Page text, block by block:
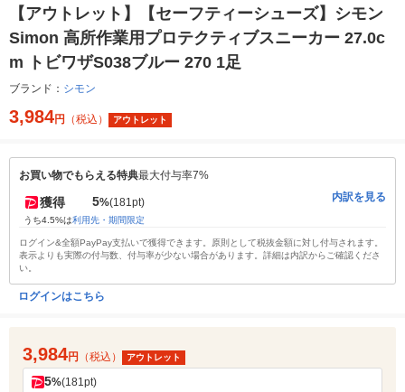
【アウトレット】【セーフティーシューズ】シモン
Simon 高所作業用プロテクティブスニーカー 27.0c
m トビワザS038ブルー 270 1足
ブランド： シモン
3,984円 （税込） アウトレット
お買い物でもらえる特典最大付与率7%
獲得 5%(181pt)
うち4.5%は利用先・期間限定
内訳を見る
ログイン&全額PayPay支払いで獲得できます。原則として税抜金額に対し付与されます。
表示よりも実際の付与数、付与率が少ない場合があります。詳細は内訳からご確認くださ
い。
ログインはこちら
3,984円 （税込） アウトレット
5%(181pt)